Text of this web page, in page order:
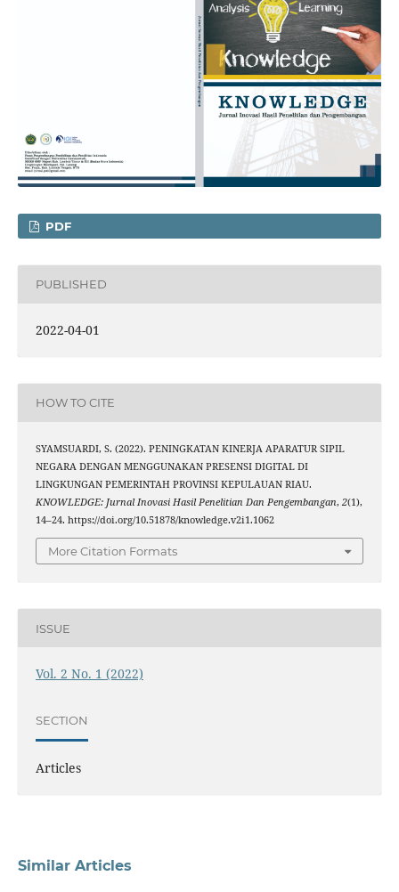
PDF
PUBLISHED
2022-04-01
HOW TO CITE
SYAMSUARDI, S. (2022). PENINGKATAN KINERJA APARATUR SIPIL
NEGARA DENGAN MENGGUNAKAN PRESENSI DIGITAL DI
LINGKUNGAN PEMERINTAH PROVINSI KEPULAUAN RIAU.
KNOWLEDGE: Jurnal Inovasi Hasil Penelitian Dan Pengembangan, 2(1),
14–24. https://doi.org/10.51878/knowledge.v2i1.1062
More Citation Formats
ISSUE
Vol. 2 No. 1 (2022)
SECTION
Articles
Similar Articles